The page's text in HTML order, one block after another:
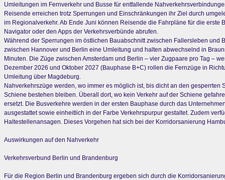
Umleitungen im Fernverkehr und Busse für entfallende
Reisende erreichen trotz Sperrungen und Einschränkungen ihr Ziel durch
im Regionalverkehr. Ab Ende Juni können Reisende die Fahrpläne für die
Navigator oder den Apps der Verkehrsverbünde abrufen.
Während der Sperrungen im östlichen Bauabschnitt zwischen Fallersleben
zwischen Hannover und Berlin eine Umleitung und halten abwechselnd in
Minuten. Die Züge zwischen Amsterdam und Berlin – vier Zugpaare pro Tag –
Dezember 2026 und Oktober 2027 (Bauphase B+C) rollen die Fernzüge in
Umleitung über Magdeburg.
Nahverkehrszüge werden, wo immer es möglich ist, bis dicht an den
Schiene bestehen bleiben. Überall dort, wo kein Verkehr auf der Schiene
ersetzt. Die Busverkehre werden in der ersten Bauphase durch das
ausgestattet sowie einheitlich in der Farbe Verkehrspurpur gestaltet. Zudem
Haltestellenansagen. Dieses Vorgehen hat sich bei der Korridorsanierung
Auswirkungen auf den Nahverkehr
Verkehrsverbund Berlin und Brandenburg
Für die Region Berlin und Brandenburg ergeben sich durch die